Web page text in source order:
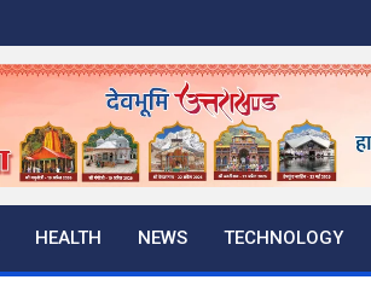
HEALTH NEWS TECHNOLOGY